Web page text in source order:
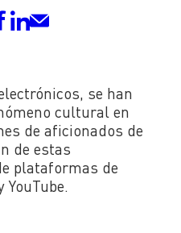
se han
cultural en
de aficionados de
de estas
plataformas de